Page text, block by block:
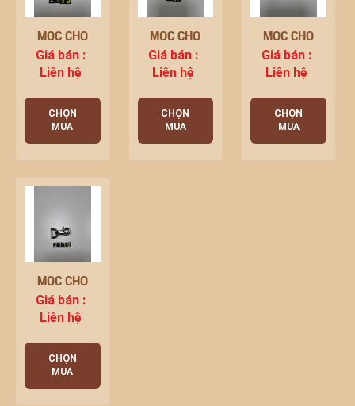
MÓC CHÓ
Giá bán :
Liên hệ
CHỌN
MUA
MÓC CHÓ
Giá bán :
Liên hệ
CHỌN
MUA
MÓC CHÓ
Giá bán :
Liên hệ
CHỌN
MUA
MÓC CHÓ
Giá bán :
Liên hệ
CHỌN
MUA